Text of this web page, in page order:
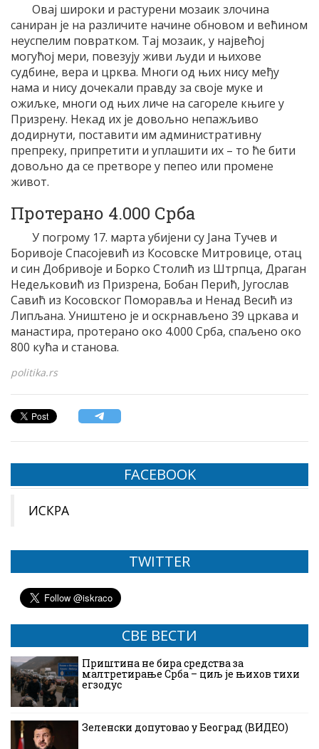
Овај широки и растурени мозаик злочина
саниран је на различите начине обновом и већином
неуспелим повратком. Тај мозаик, у највећој
могућој мери, повезују живи људи и њихове
судбине, вера и црква. Многи од њих нису међу
нама и нису дочекали правду за своје муке и
ожиљке, многи од њих личе на сагореле књиге у
Призрену. Некад их је довољно непажљиво
додирнути, поставити им административну
препреку, припретити и уплашити их – то ће бити
довољно да се претворе у пепео или промене
живот.
Протерано 4.000 Срба
У погрому 17. марта убијени су Јана Тучев и
Боривоје Спасојевић из Косовске Митровице, отац
и син Добривоје и Борко Столић из Штрпца, Драган
Недељковић из Призрена, Бобан Перић, Југослав
Савић из Косовског Поморавља и Ненад Весић из
Липљана. Уништено је и оскрнављено 39 цркава и
манастира, протерано око 4.000 Срба, спаљено око
800 кућа и станова.
politika.rs
FACEBOOK
ИСКРА
TWITTER
СВЕ ВЕСТИ
Приштина не бира средства за
малтретирање Срба – циљ је њихов тихи
егзодус
Зеленски допутовао у Београд (ВИДЕО)